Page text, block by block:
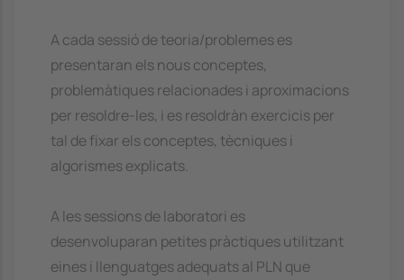
A cada sessió de teoria/problemes es
presentaran els nous conceptes,
problemàtiques relacionades i aproximacions
per resoldre-les, i es resoldràn exercicis per
tal de fixar els conceptes, tècniques i
algorismes explicats.
A les sessions de laboratori es
desenvoluparan petites pràctiques utilitzant
eines i llenguatges adequats al PLN que